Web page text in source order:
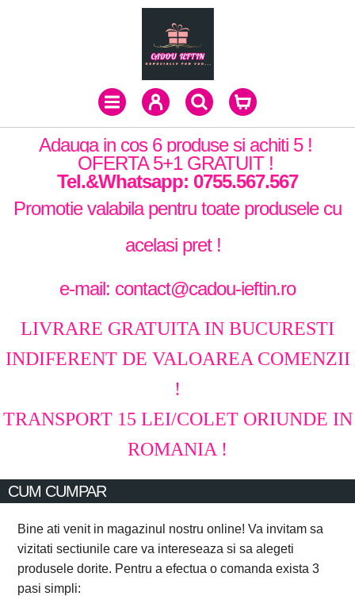
Adauga in cos 6 produse si achiti 5 !
OFERTA 5+1 GRATUIT !
Tel.&Whatsapp: 0755.567.567
Promotie valabila pentru toate produsele cu
acelasi pret !
e-mail: contact@cadou-ieftin.ro
LIVRARE GRATUITA IN BUCURESTI
INDIFERENT DE VALOAREA COMENZII
!
TRANSPORT 15 LEI/COLET ORIUNDE IN
ROMANIA !
CUM CUMPAR
Bine ati venit in magazinul nostru online! Va invitam sa
vizitati sectiunile care va intereseaza si sa alegeti
produsele dorite. Pentru a efectua o comanda exista 3
pasi simpli: